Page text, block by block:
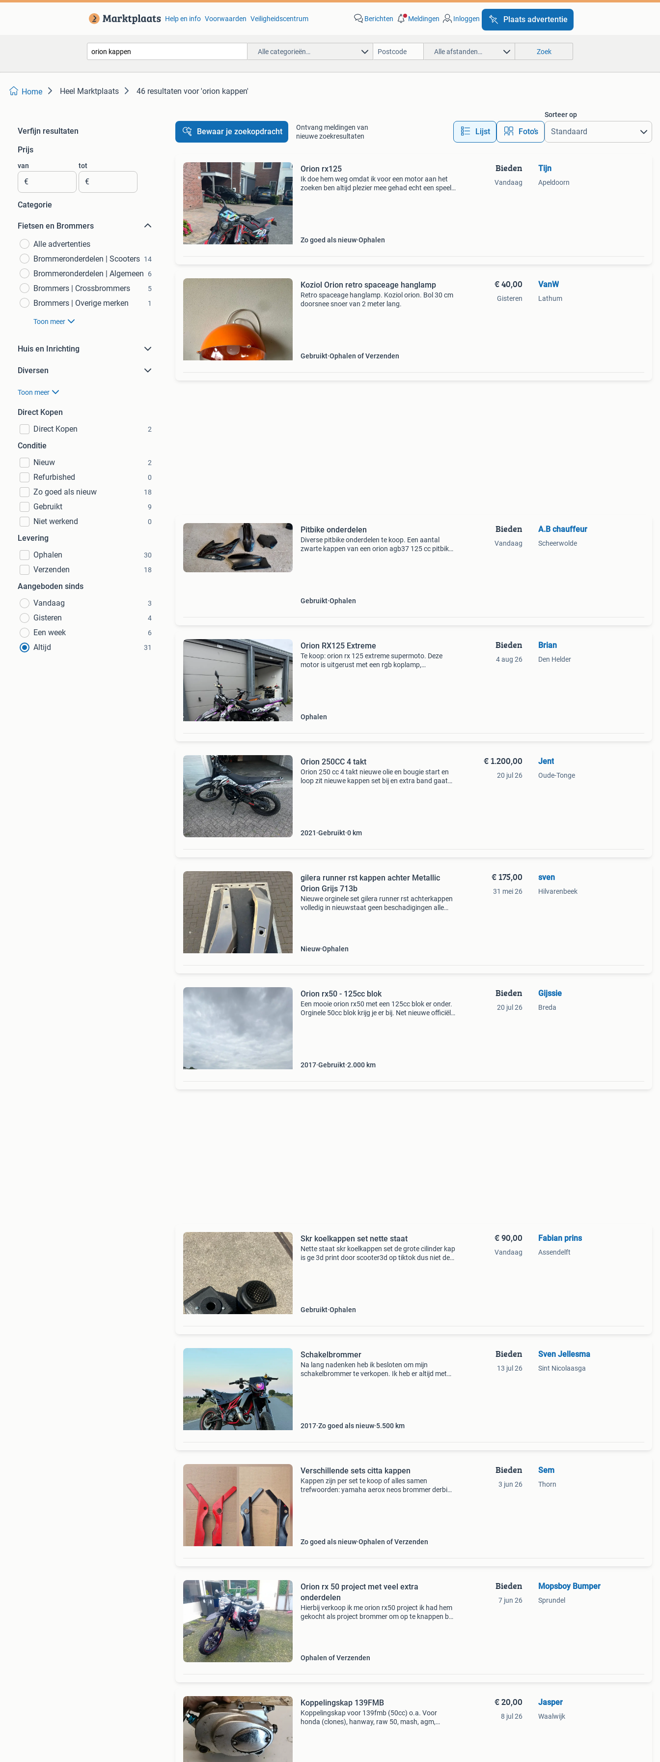
Help en info Voorwaarden Veiligheidscentrum Berichten Meldingen Inloggen Plaats advertentie
Alle categorieën… Alle afstanden… Zoek
Home Heel Marktplaats 46 resultaten voor 'orion kappen'
Verfijn resultaten
Prijs
van
€
tot
€
Categorie
Fietsen en Brommers
Alle advertenties
Brommeronderdelen | Scooters 14
Brommeronderdelen | Algemeen 6
Brommers | Crossbrommers 5
Brommers | Overige merken 1
Toon meer
Huis en Inrichting
Diversen
Toon meer
Direct Kopen
Direct Kopen
2
Conditie
Nieuw
2
Refurbished 0
Zo goed als nieuw 18
Gebruikt 9
Niet werkend 0
Levering
Ophalen
30
Verzenden 18
Aangeboden sinds
Vandaag
3
Gisteren 4
Een week 6
Altijd 31
Bewaar je zoekopdracht
Ontvang meldingen van
nieuwe zoekresultaten
Lijst Foto’s
Sorteer op
Orion rx125
Ik doe hem weg omdat ik voor een motor aan het
zoeken ben altijd plezier mee gehad echt een speels
Zo goed als nieuw Ophalen
Bieden
Vandaag
Tijn
Apeldoorn
Koziol Orion retro spaceage hanglamp
Retro spaceage hanglamp. Koziol orion. Bol 30 cm
doorsnee snoer van 2 meter lang.
Gebruikt Ophalen of Verzenden
€ 40,00
Gisteren
VanW
Lathum
Pitbike onderdelen
Diverse pitbike onderdelen te koop. Een aantal
zwarte kappen van een orion agb37 125 cc pitbike,
Gebruikt Ophalen
Bieden
Vandaag
A.B chauffeur
Scheerwolde
Orion RX125 Extreme
Te koop: orion rx 125 extreme supermoto. Deze
motor is uitgerust met een rgb koplamp,
Ophalen
Bieden
4 aug 26
Brian
Den Helder
Orion 250CC 4 takt
Orion 250 cc 4 takt nieuwe olie en bougie start en
loop zit nieuwe kappen set bij en extra band gaat
2021 Gebruikt 0 km
€ 1.200,00
20 jul 26
Jent
Oude-Tonge
gilera runner rst kappen achter Metallic
Orion Grijs 713b
Nieuwe orginele set gilera runner rst achterkappen
volledig in nieuwstaat geen beschadigingen alle
Nieuw Ophalen
€ 175,00
31 mei 26
sven
Hilvarenbeek
Orion rx50 - 125cc blok
Een mooie orion rx50 met een 125cc blok er onder.
Orginele 50cc blok krijg je er bij. Net nieuwe officiële
2017 Gebruikt 2.000 km
Bieden
20 jul 26
Gijssie
Breda
Skr koelkappen set nette staat
Nette staat skr koelkappen set de grote cilinder kap
is ge 3d print door scooter3d op tiktok dus niet de
Gebruikt Ophalen
€ 90,00
Vandaag
Fabian prins
Assendelft
Schakelbrommer
Na lang nadenken heb ik besloten om mijn
schakelbrommer te verkopen. Ik heb er altijd met
2017 Zo goed als nieuw 5.500 km
Bieden
13 jul 26
Sven Jellesma
Sint Nicolaasga
Verschillende sets citta kappen
Kappen zijn per set te koop of alles samen
trefwoorden: yamaha aerox neos brommer derbi
Zo goed als nieuw Ophalen of Verzenden
Bieden
3 jun 26
Sem
Thorn
Orion rx 50 project met veel extra
onderdelen
Hierbij verkoop ik me orion rx50 project ik had hem
gekocht als project brommer om op te knappen ben
Ophalen of Verzenden
Bieden
7 jun 26
Mopsboy Bumper
Sprundel
Koppelingskap 139FMB
Koppelingskap voor 139fmb (50cc) o.a. Voor
honda (clones), hanway, raw 50, mash, agm,
€ 20,00
8 jul 26
Jasper
Waalwijk